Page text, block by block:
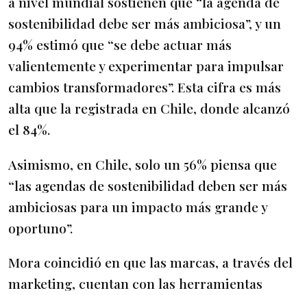
sostenibilidad debe ser más ambiciosa”, y un
94% estimó que “se debe actuar más
valientemente y experimentar para impulsar
cambios transformadores”. Esta cifra es más
alta que la registrada en Chile, donde alcanzó
el 84%.
Asimismo, en Chile, solo un 56% piensa que
“las agendas de sostenibilidad deben ser más
ambiciosas para un impacto más grande y
oportuno”.
Mora coincidió en que las marcas, a través del
marketing, cuentan con las herramientas